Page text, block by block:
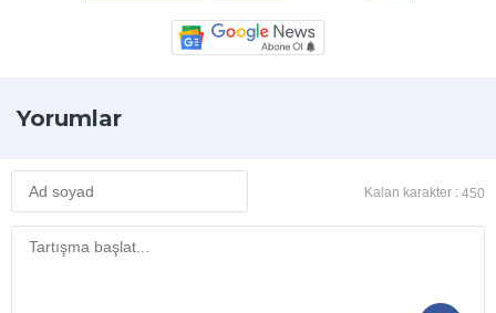
Yorumlar
Kalan karakter : 450